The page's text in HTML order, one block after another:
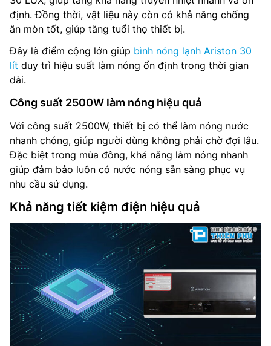
định. Đồng thời, vật liệu này còn có khả năng chống
ăn mòn tốt, giúp tăng tuổi thọ thiết bị.
Đây là điểm cộng lớn giúp bình nóng lạnh Ariston 30
lít duy trì hiệu suất làm nóng ổn định trong thời gian
dài.
Công suất 2500W làm nóng hiệu quả
Với công suất 2500W, thiết bị có thể làm nóng nước
nhanh chóng, giúp người dùng không phải chờ đợi lâu.
Đặc biệt trong mùa đông, khả năng làm nóng nhanh
giúp đảm bảo luôn có nước nóng sẵn sàng phục vụ
nhu cầu sử dụng.
Khả năng tiết kiệm điện hiệu quả